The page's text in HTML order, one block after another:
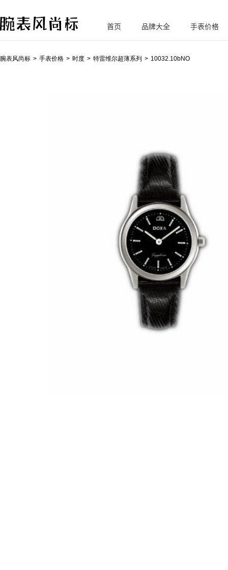
腕
首页 品牌大全 手表价格
腕表风尚标 手表价格 时度 特雷维尔超薄系列 10032.10bNO